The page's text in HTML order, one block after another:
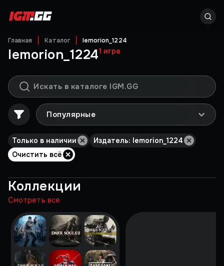
Главная Каталог lemorion_1224
lemorion_12241 игра
Популярные
Только в наличии
Издатель: lemorion_1224
Очистить всё
Коллекции
Смотреть все